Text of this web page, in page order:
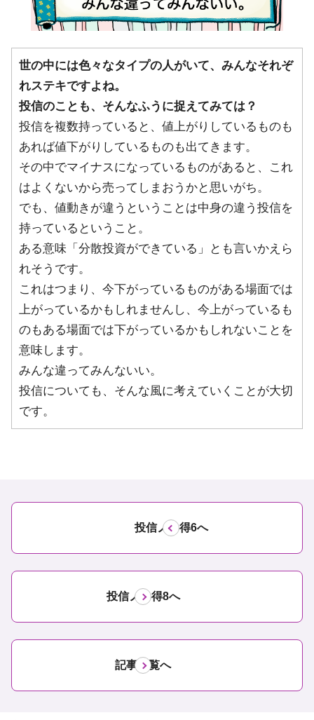
世の中には色々なタイプの人がいて、みんなそれぞ
れステキですよね。
投信のことも、そんなふうに捉えてみては？
投信を複数持っていると、値上がりしているものも
あれば値下がりしているものも出てきます。
その中でマイナスになっているものがあると、これ
はよくないから売ってしまおうかと思いがち。
でも、値動きが違うということは中身の違う投信を
持っているということ。
ある意味「分散投資ができている」とも言いかえら
れそうです。
これはつまり、今下がっているものがある場面では
上がっているかもしれませんし、今上がっているも
のもある場面では下がっているかもしれないことを
意味します。
みんな違ってみんないい。
投信についても、そんな風に考えていくことが大切
です。
投信ノ心得6へ
投信ノ心得8へ
記事一覧へ